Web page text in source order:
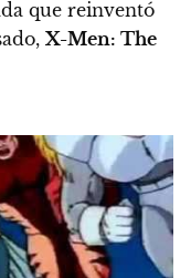
que reinventó
X-Men: The